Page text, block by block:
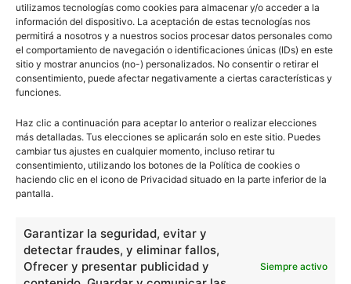
utilizamos tecnologías como cookies para almacenar y/o acceder a la
información del dispositivo. La aceptación de estas tecnologías nos
permitirá a nosotros y a nuestros socios procesar datos personales como
el comportamiento de navegación o identificaciones únicas (IDs) en este
sitio y mostrar anuncios (no-) personalizados. No consentir o retirar el
consentimiento, puede afectar negativamente a ciertas características y
funciones.
Haz clic a continuación para aceptar lo anterior o realizar elecciones
más detalladas. Tus elecciones se aplicarán solo en este sitio. Puedes
cambiar tus ajustes en cualquier momento, incluso retirar tu
consentimiento, utilizando los botones de la Política de cookies o
haciendo clic en el icono de Privacidad situado en la parte inferior de la
pantalla.
Garantizar la seguridad, evitar y
detectar fraudes, y eliminar fallos,
Ofrecer y presentar publicidad y
Siempre activo